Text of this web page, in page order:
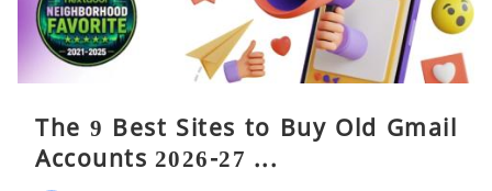
The 9 Best Sites to Buy Old Gmail
Accounts 2026-27 ...